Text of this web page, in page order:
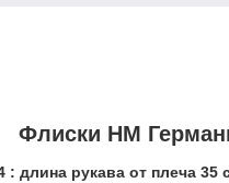
Флиски HM
: длина рукава от плеча